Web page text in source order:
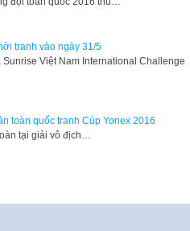
tranh vào ngày 31/5
Việt Nam International Challenge
toàn quốc tranh Cúp Yonex 2016
tại giải vô địch…